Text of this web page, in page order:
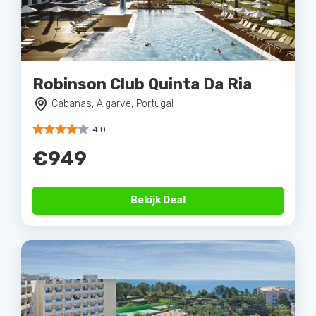
Robinson Club Quinta Da Ria
Cabanas, Algarve, Portugal
4.0
€949
Bekijk Deal